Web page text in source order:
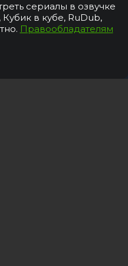
сериалы в озвучке
Кубик в кубе, RuDub,
Правообладателям